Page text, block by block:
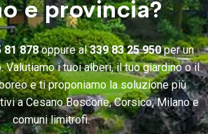
e provincia?
81 878oppure al339 83 25 950per un
Valutiamo i tuoi alberi, il tuo giardino o il
e ti proponiamo la soluzione più
a Cesano Boscone, Corsico, Milano e
comuni limitrofi.